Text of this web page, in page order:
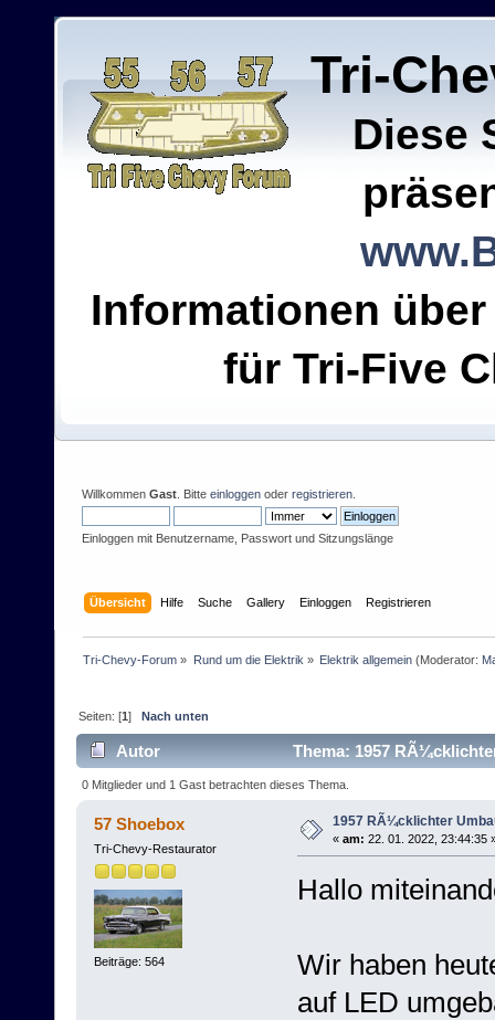
Tri-
Diese
Informationen
für Tri-Five
Willkommen Gast . Bitte einloggen oder registrieren
Einloggen mit Benutzername, Passwort und Sitzungslänge
Übersicht Hilfe Suche Gallery Einloggen Registrieren
Tri-Chevy-Forum » Rund um die Elektrik » Elektrik allgemein(Moderator:
Seiten: [1] Nach unten
Autor Thema: 1957
0 Mitglieder und 1 Gast betrachten dieses Thema.
57 Shoebox
Tri-Chevy-Restaurator
Beiträge: 564
1957 RÃ¼cklichter
« am: 22. 01. 2022, 23:44:35
Hallo
Wir haben
auf LED